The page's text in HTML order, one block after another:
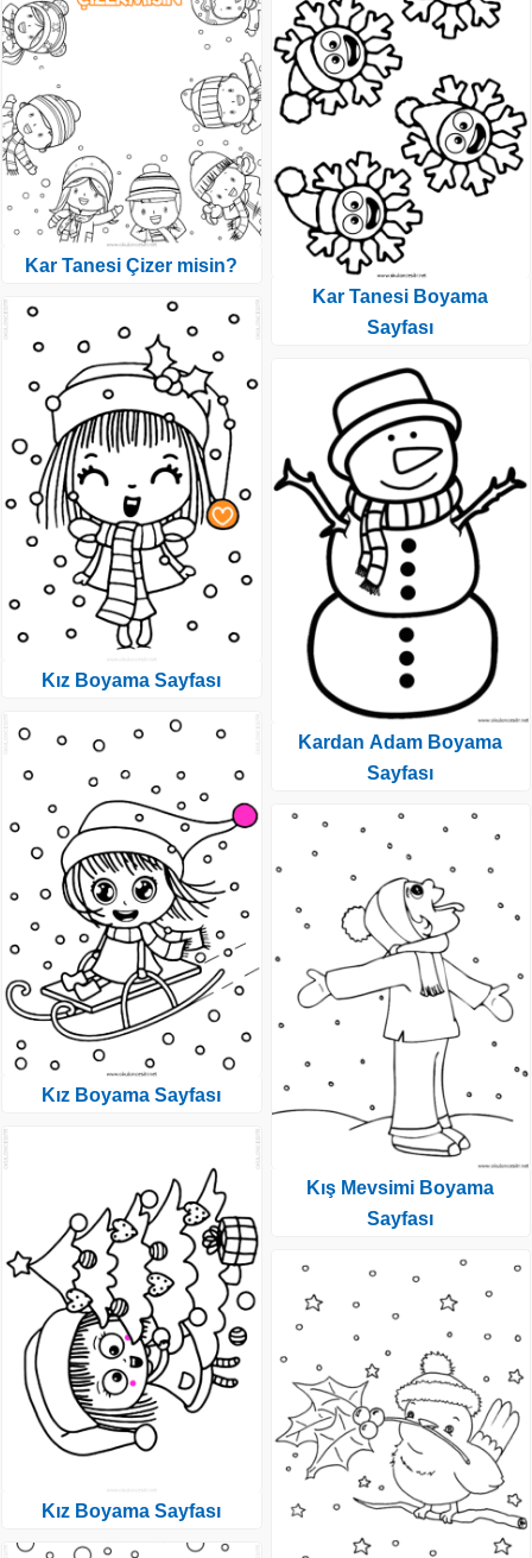
Kar Tanesi Çizer misin?
Kız Boyama Sayfası
Kız Boyama Sayfası
Kız Boyama Sayfası
Kar Tanesi Boyama
Sayfası
Kardan Adam Boyama
Sayfası
Kış Mevsimi Boyama
Sayfası